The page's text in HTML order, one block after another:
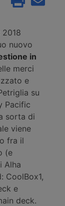
nuovo
in
merci
e
su
Pacific
sorta di
viene
fra il
(e
Alha
CoolBox1,
e
deck.